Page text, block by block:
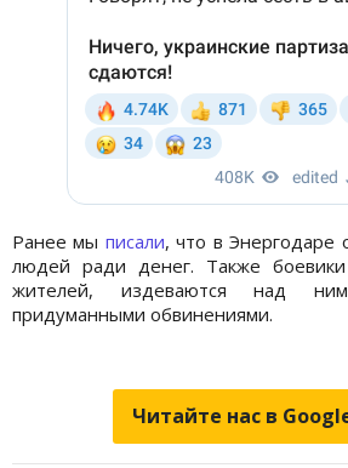
Ранее мы писали, что в Энергодаре
людей ради денег. Также
жителей, издеваются над
придуманными обвинениями.
Читайте нас в